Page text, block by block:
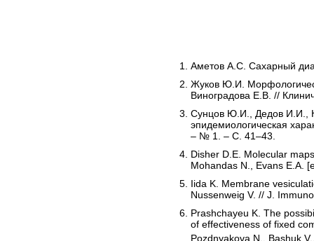
Аметов А.С. Сахарный
Жуков Ю.И.
Виноградова Е.В. //
Сунцов Ю.И., Дедов И.И.,
эпидемиологическая
– № 1. – С. 41–43.
Disher D.E. Molecular
Mohandas N., Evans E.A.
Iida K. Membrane
Nussenweig V. // J.
Prashchayeu K. The
of effectiveness of fixed
Pozdnyakova N., Bashuk